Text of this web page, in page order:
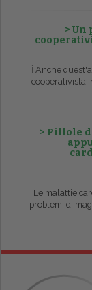
>
ŤAnche
cooperativista
> Pillole
Le malattie
problemi di